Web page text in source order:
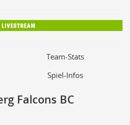
Team-Stats
Spiel-Infos
Falcons BC